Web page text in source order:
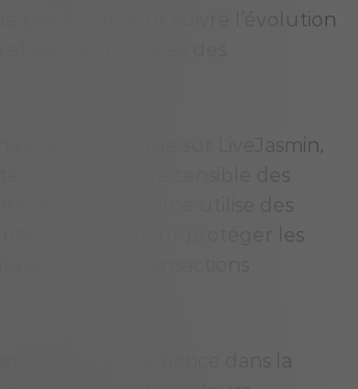
paiement pour suivre l’évolution
des préférences des
priorité absolue sur LiveJasmin,
de la nature sensible des
site. La plateforme utilise des
avancées pour protéger les
et les transactions
avoir confiance dans la